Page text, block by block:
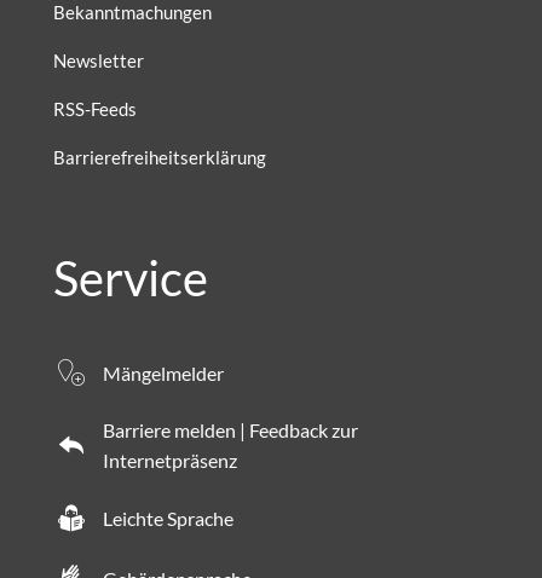
Bekanntmachungen
Newsletter
RSS-Feeds
Barrierefreiheitserklärung
Service
Mängelmelder
Barriere melden | Feedback zur
Internetpräsenz
Leichte Sprache